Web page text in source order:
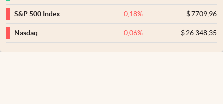
S&P 500 Index -0,18% $7709,96
Nasdaq -0,06% $26.348,35